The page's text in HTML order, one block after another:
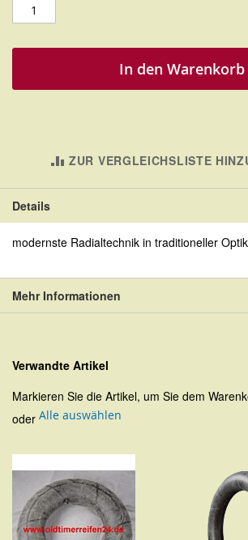
In den Warenkorb
ZUR VERGLEICHSLISTE
Details
modernste Radialtechnik in traditioneller Optik
Mehr Informationen
Verwandte Artikel
Markieren Sie die Artikel, um Sie dem
oder Alle auswählen